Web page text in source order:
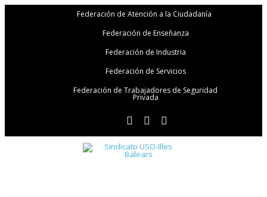
Federación de Atención a la Ciudadanía
Federación de Enseñanza
Federación de Industria
Federación de Servicios
Federación de Trabajadores de Seguridad
Privada